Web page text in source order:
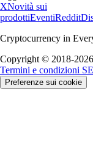
XNovità sui
prodottiEventiReddit
Cryptocurrency in
Copyright © 2018-
Termini e condizioni
Preferenze sui cookie